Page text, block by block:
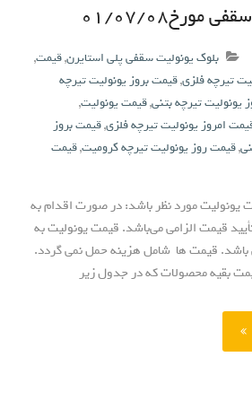
مورخ۰۱/۰۷/۰۸
بلوک یونولیت سقفی پلی استایرن,قیمت,
تیرچه فلزی,قیمت بروز یونولیت تیرچه
یونولیت تیرچه بتنی,قیمت یونولیت,
امروز یونولیت تیرچه فلزی,قیمت بروز
,قیمت روز یونولیت تیرچه کرومیت,قیمت
یونولیت مورد نظر باشد: در صورت اقدام به
قیمت الزامی می‌باشد. قیمت یونولیت به
قیمت ها شامل هزینه حمل نمی گردد.
بقیه محصولات که در جدول زیر